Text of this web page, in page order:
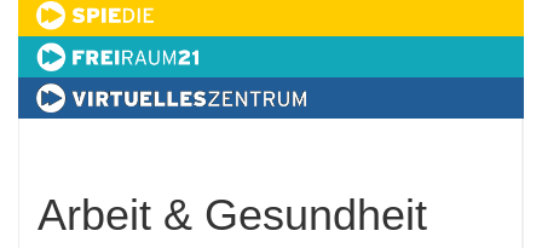
Arbeit & Gesundheit